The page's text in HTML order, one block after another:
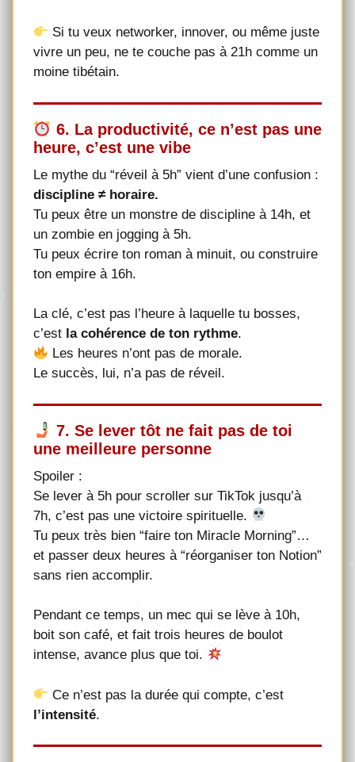
Si tu veux networker, innover, ou même juste
vivre un peu, ne te couche pas à 21h comme un
moine tibétain.
6. La productivité, ce n’est pas une
heure, c’est une vibe
Le mythe du “réveil à 5h” vient d’une confusion :
discipline ≠ horaire.
Tu peux être un monstre de discipline à 14h, et
un zombie en jogging à 5h.
Tu peux écrire ton roman à minuit, ou construire
ton empire à 16h.
La clé, c’est pas l’heure à laquelle tu bosses,
c’est la cohérence de ton rythme.
Les heures n’ont pas de morale.
Le succès, lui, n’a pas de réveil.
7. Se lever tôt ne fait pas de toi
une meilleure personne
Spoiler :
Se lever à 5h pour scroller sur TikTok jusqu’à
7h, c’est pas une victoire spirituelle.
Tu peux très bien “faire ton Miracle Morning”…
et passer deux heures à “réorganiser ton Notion”
sans rien accomplir.
Pendant ce temps, un mec qui se lève à 10h,
boit son café, et fait trois heures de boulot
intense, avance plus que toi.
Ce n’est pas la durée qui compte, c’est
l’intensité.